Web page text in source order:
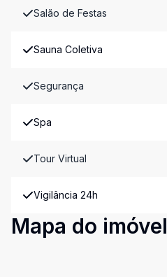
Salão de Festas
Sauna Coletiva
Segurança
Spa
Tour Virtual
Vigilância 24h
Mapa do imóvel